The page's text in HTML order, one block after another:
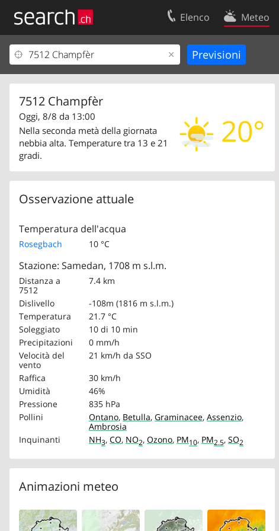
Elenco Meteo
7512 Champfèr
20°
Oggi, 8/8 da 13:00
Nella seconda metà della giornata
nebbia alta. Temperature tra 13 e 21
gradi.
Osservazione attuale
Temperatura dell'acqua
Rosegbach 10 °C
Stazione: Samedan, 1708 m s.l.m.
Distanza a
7512
7.4 km
Dislivello
-108m (1816 m s.l.m.)
Temperatura
21.7 °C
Soleggiato
10 di 10 min
Precipitazioni
0 mm/h
Velocità del
vento
21 km/h da SSO
Raffica
30 km/h
Umidità
46%
Pressione
835 hPa
Pollini
Ontano, Betulla, Graminacee, Assenzio,
Ambrosia
Inquinanti
NH3, CO, NO2, Ozono, PM10, PM2.5, SO2
Animazioni meteo
Il vostro profolio
Area clienti
Informazioni Legali
Contatti
Condizioni d’uso